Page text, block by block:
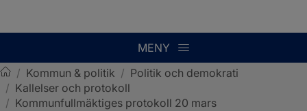
MENY
Sotenäs kommun
/ Kommun & politik / Politik och demokrati
/ Kallelser och protokoll
/ Kommunfullmäktiges protokoll 20 mars